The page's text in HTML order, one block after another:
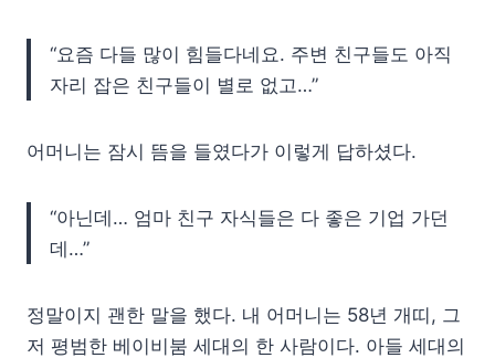
“요즘 다들 많이 힘들다네요. 주변 친구들도 아직
자리 잡은 친구들이 별로 없고…”
어머니는 잠시 뜸을 들였다가 이렇게 답하셨다.
“아닌데… 엄마 친구 자식들은 다 좋은 기업 가던
데…”
정말이지 괜한 말을 했다. 내 어머니는 58년 개띠, 그
저 평범한 베이비붐 세대의 한 사람이다. 아들 세대의